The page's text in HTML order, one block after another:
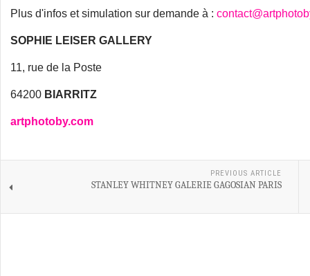
Plus d'infos et simulation sur demande à :
SOPHIE LEISER GALLERY
11, rue de la Poste
64200 BIARRITZ
artphotoby.com
PREVIOUS ARTICLE
STANLEY WHITNEY GALERIE GAGOSIAN PARIS